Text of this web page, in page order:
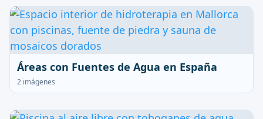
Áreas con Fuentes de Agua en España
2 imágenes